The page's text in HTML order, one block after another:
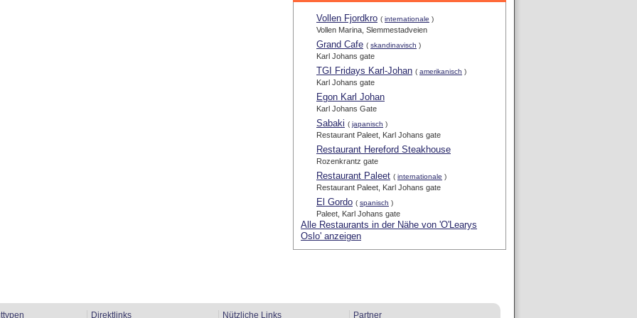
Vollen Fjordkro ( internationale )
Vollen Marina, Slemmestadveien
Grand Cafe ( skandinavisch )
Karl Johans gate
TGI Fridays Karl-Johan ( amerikanisch )
Karl Johans gate
Egon Karl Johan
Karl Johans Gate
Sabaki ( japanisch )
Restaurant Paleet, Karl Johans gate
Restaurant Hereford Steakhouse
Rozenkrantz gate
Restaurant Paleet ( internationale )
Restaurant Paleet, Karl Johans gate
El Gordo ( spanisch )
Paleet, Karl Johans gate
Alle Restaurants in der Nähe von 'O'Learys
Oslo' anzeigen
Direktlinks Nützliche Links Partner